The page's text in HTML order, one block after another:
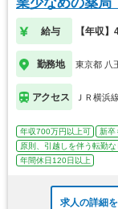
給与 【年収
勤務地 東京都 八
アクセス ＪＲ横浜
年収700万円以上可 新卒
原則、引越しを伴う転勤な
年間休日120日以上
求人の詳細